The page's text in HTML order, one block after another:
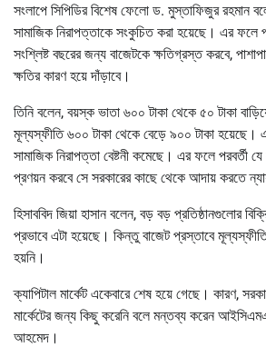
সংলাপে সিপিডির বিশেষ ফেলো ড. মুস্তাফিজুর রহমান
সামাজিক নিরাপত্তাকে সংকুচিত করা হয়েছে। এর ফলে
সংশ্লিষ্ট বছরের জন্য বাজেটকে ক্ষতিগ্রস্ত করবে,
ক্ষতির কারণ হয়ে দাঁড়াবে।
তিনি বলেন, বয়স্ক ভাতা ৬০০ টাকা থেকে ৫০ টাকা
মূল্যস্ফীতি ৬০০ টাকা থেকে বেড়ে ৯০০ টাকা হয়েছে।
সামাজিক নিরাপত্তা বেষ্টনী কমেছে। এর ফলে পরবর্তী
প্রণয়ন করবে সে সরকারের কাছে থেকে আদায় করতে
হিসাববিদ জিয়া হাসান বলেন, বড় বড় প্রতিষ্ঠানগুলোর
প্রভাবে এটা হয়েছে। কিন্তু বাজেট প্রস্তাবে
হয়নি।
ক্যাপিটাল মার্কেট একেবারে শেষ হয়ে গেছে। কারণ,
মার্কেটের জন্য কিছু করেনি বলে মন্তব্য করেন
আহমেদ।